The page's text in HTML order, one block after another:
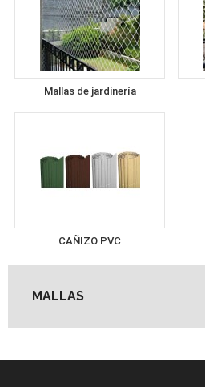
Mallas de jardinería
CAÑIZO PVC
MALLAS